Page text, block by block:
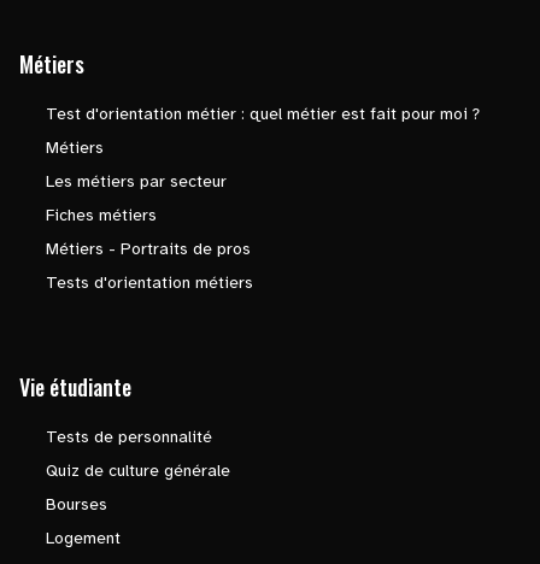
Métiers
Test d'orientation métier : quel métier est fait pour moi ?
Métiers
Les métiers par secteur
Fiches métiers
Métiers - Portraits de pros
Tests d'orientation métiers
Vie étudiante
Tests de personnalité
Quiz de culture générale
Bourses
Logement